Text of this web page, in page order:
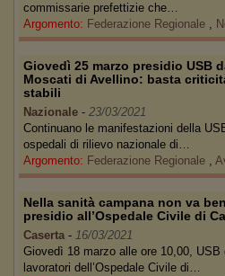
commissarie prefettizie che…
Argomento: Federazione Regionale ,
Giovedì 25 marzo presidio USB
Moscati di Avellino: basta
stabili
Nazionale - 23/03/2021
Continuano le manifestazioni della
ospedali di rilievo nazionale di…
Argomento: Federazione Regionale ,
Nella sanità campana non va
presidio all’Ospedale Civile di
Caserta - 16/03/2021
Giovedì 18 marzo alle ore 10,00, USB
lavoratori dell’Ospedale Civile di…